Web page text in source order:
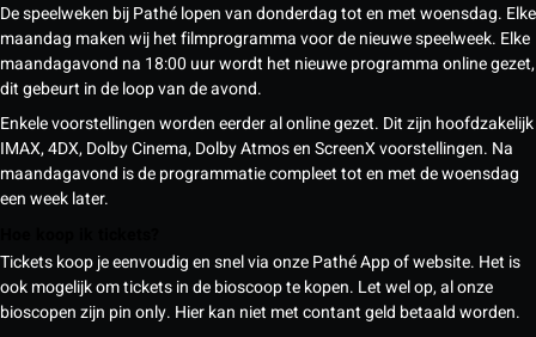
De speelweken bij Pathé lopen van donderdag tot en met woensdag. Elke
maandag maken wij het filmprogramma voor de nieuwe speelweek. Elke
maandagavond na 18:00 uur wordt het nieuwe programma online gezet,
dit gebeurt in de loop van de avond.
Enkele voorstellingen worden eerder al online gezet. Dit zijn hoofdzakelijk
IMAX, 4DX, Dolby Cinema, Dolby Atmos en ScreenX voorstellingen. Na
maandagavond is de programmatie compleet tot en met de woensdag
een week later.
Tickets koop je eenvoudig en snel via onze Pathé App of website. Het is
ook mogelijk om tickets in de bioscoop te kopen. Let wel op, al onze
bioscopen zijn pin only. Hier kan niet met contant geld betaald worden.